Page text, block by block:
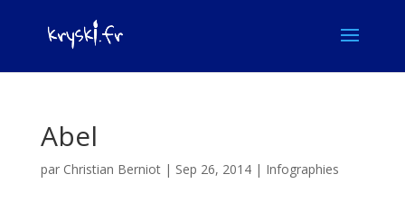
Abel
par Christian Berniot| Sep 26, 2014| Infographies